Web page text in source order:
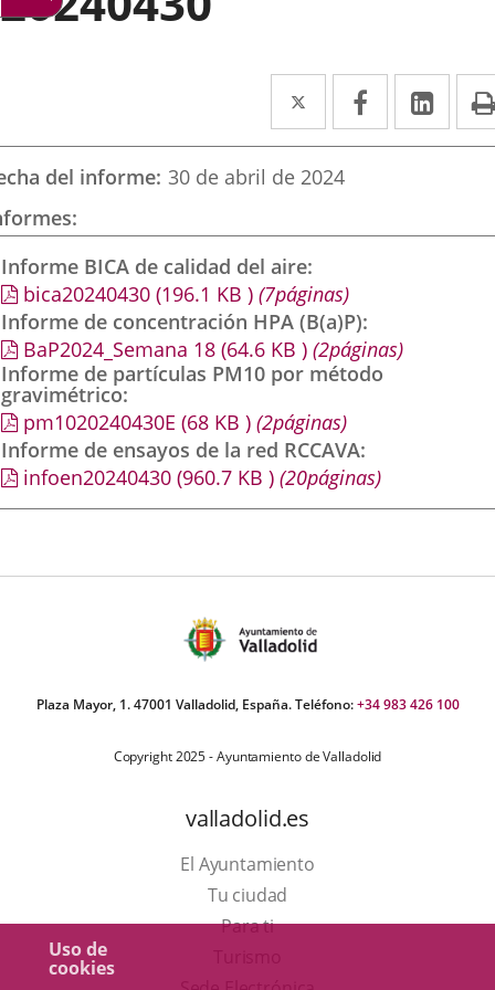
Uso de
cookies
Twitter
Enlace
a
una
externa.
Facebook
Enlace
a
externa.
a
del informe 30 de abril de 2024
Informe BICA de calidad del aire
bica20240430 (196.1 KB ) (7páginas)
Informe de concentración HPA (B(a)P)
BaP2024_Semana 18 (64.6 KB ) (2páginas)
Informe de partículas PM10 por método
gravimétrico
pm1020240430E (68 KB ) (2páginas)
Informe de ensayos de la red RCCAVA
infoen20240430 (960.7 KB ) (20páginas)
Plaza Mayor, 1. 47001 Valladolid, España. Teléfono:+34 983 426 100
Copyright 2025 - Ayuntamiento de Valladolid
valladolid.es
El Ayuntamiento
Tu ciudad
Para ti